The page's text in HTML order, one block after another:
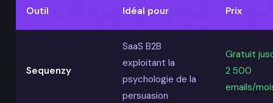
Outil Idéal pour Prix
Sequenzy
SaaS B2B
exploitant la
psychologie de la
persuasion
Gratuit
2 500
emails/